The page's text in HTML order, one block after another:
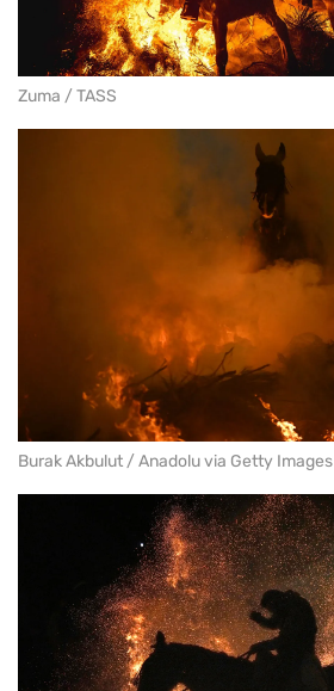
Zuma / TASS
Burak Akbulut / Anadolu via Getty Images